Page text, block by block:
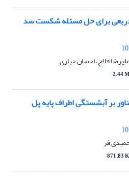
برای حل مسئله شکست سد
فلاح، احسان جباری
2.44 M
بر آبشستگی اطراف پایه پل
فر
871.83 K